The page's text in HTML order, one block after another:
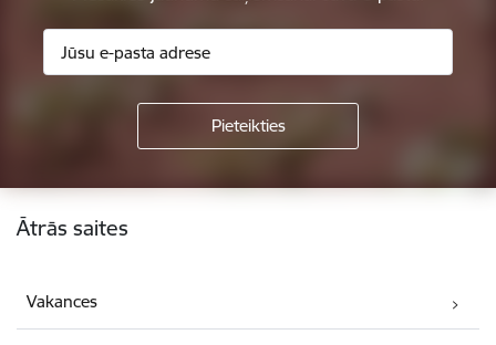
Kājene
Ātrās saites
Vakances